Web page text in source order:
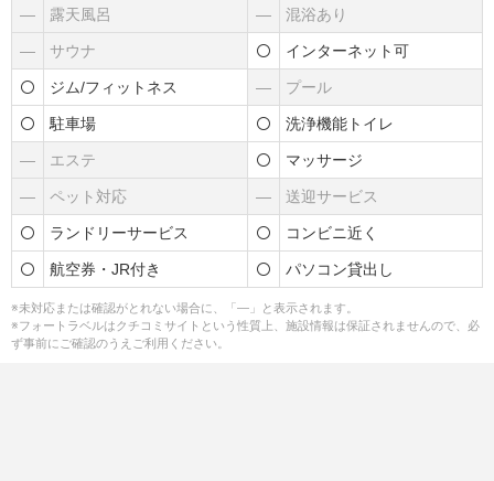
― 露天風呂 ― 混浴あり
― サウナ インターネット可
ジム/フィットネス ― プール
駐車場 洗浄機能トイレ
― エステ マッサージ
― ペット対応 ― 送迎サービス
ランドリーサービス コンビニ近く
航空券・JR付き パソコン貸出し
※未対応または確認がとれない場合に、「―」と表示されます。
※フォートラベルはクチコミサイトという性質上、施設情報は保証されませんので、必
ず事前にご確認のうえご利用ください。